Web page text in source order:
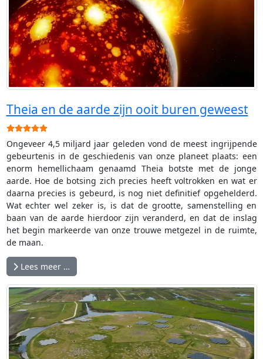
Theia en de aarde zijn ooit buren geweest
Gebruikerswaardering:
Ongeveer 4,5 miljard jaar geleden vond de meest ingrijpende
gebeurtenis in de geschiedenis van onze planeet plaats: een
enorm hemellichaam genaamd Theia botste met de jonge
aarde. Hoe de botsing zich precies heeft voltrokken en wat er
daarna precies is gebeurd, is nog niet definitief opgehelderd.
Wat echter wel zeker is, is dat de grootte, samenstelling en
baan van de aarde hierdoor zijn veranderd, en dat de inslag
het begin markeerde van onze trouwe metgezel in de ruimte,
de maan.
Lees meer …